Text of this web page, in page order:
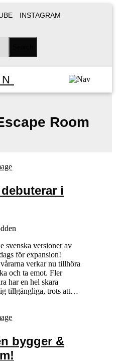
INSTAGRAM
Room
i
svenska versioner av
för expansion!
verkar nu tillhöra
och ta emot. Fler
har en hel skara
tillgängliga, trots att…
bygger &